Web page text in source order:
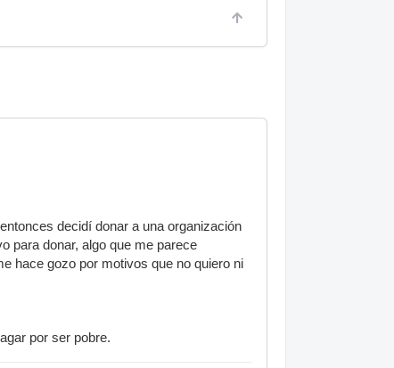
decidí donar a una organización
para donar, algo que me parece
hace gozo por motivos que no quiero ni
por ser pobre.